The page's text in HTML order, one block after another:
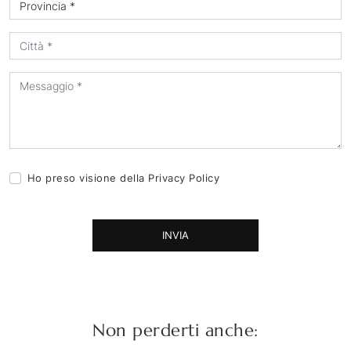
Ho preso visione della Privacy Policy
INVIA
Non perderti anche: